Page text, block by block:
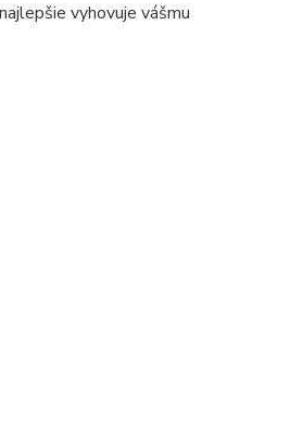
vyhovuje vášmu